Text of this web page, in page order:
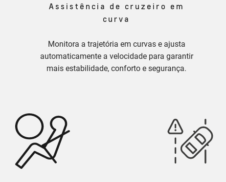
Assistência de cruzeiro em
curva
Monitora a trajetória em curvas e ajusta
automaticamente a velocidade para garantir
mais estabilidade, conforto e segurança.